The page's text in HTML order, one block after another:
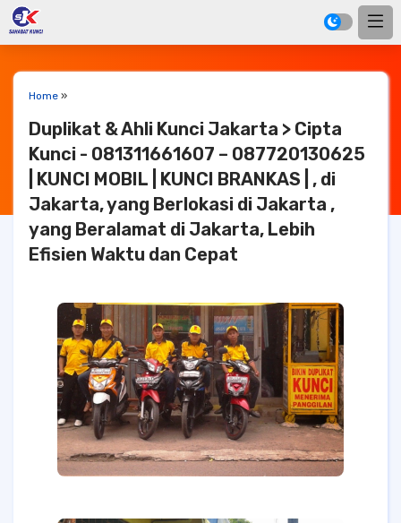
Home »
Duplikat & Ahli Kunci Jakarta > Cipta
Kunci - 081311661607 – 087720130625
| KUNCI MOBIL | KUNCI BRANKAS | , di
Jakarta, yang Berlokasi di Jakarta ,
yang Beralamat di Jakarta, Lebih
Efisien Waktu dan Cepat